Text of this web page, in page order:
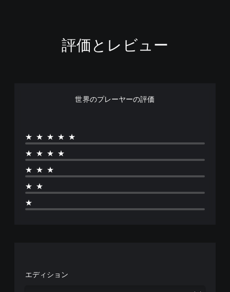
評価とレビュー
世界のプレーヤーの評価
★★★★★
★★★★
★★★
★★
★
エディション